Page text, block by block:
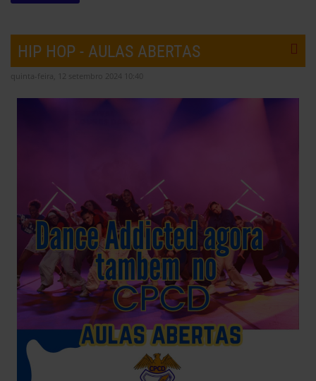
HIP HOP - AULAS ABERTAS
quinta-feira, 12 setembro 2024 10:40